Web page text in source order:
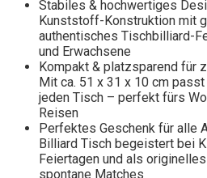
Stabiles & hochwertiges
Kunststoff-Konstruktion mit
authentisches Tischbilliard-
und Erwachsene
Kompakt & platzsparend für
Mit ca. 51 x 31 x 10 cm
jeden Tisch – perfekt fürs
Reisen
Perfektes Geschenk für alle
Billiard Tisch begeistert bei
Feiertagen und als
spontane Matches